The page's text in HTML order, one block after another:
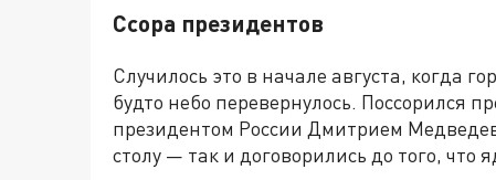
Ссора президентов
Случилось это в начале августа, когда
будто небо перевернулось. Поссорился
президентом России Дмитрием
столу — так и договорились до того, что